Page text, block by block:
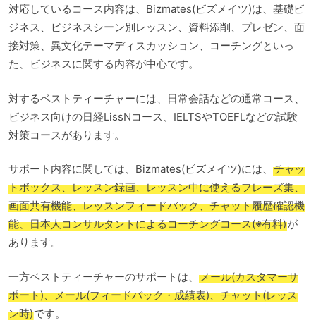
対応しているコース内容は、Bizmates(ビズメイツ)は、基礎ビ
ジネス、ビジネスシーン別レッスン、資料添削、プレゼン、面
接対策、異文化テーマディスカッション、コーチングといっ
た、ビジネスに関する内容が中心です。
対するベストティーチャーには、日常会話などの通常コース、
ビジネス向けの日経LissNコース、IELTSやTOEFLなどの試験
対策コースがあります。
サポート内容に関しては、Bizmates(ビズメイツ)には、 チャッ
トボックス、レッスン録画、レッスン中に使えるフレーズ集、
画面共有機能、レッスンフィードバック、チャット履歴確認機
能、日本人コンサルタントによるコーチングコース(※有料)が
あります。
一方ベストティーチャーのサポートは、 メール(カスタマーサ
ポート)、メール(フィードバック・成績表)、チャット(レッス
ン時)です。